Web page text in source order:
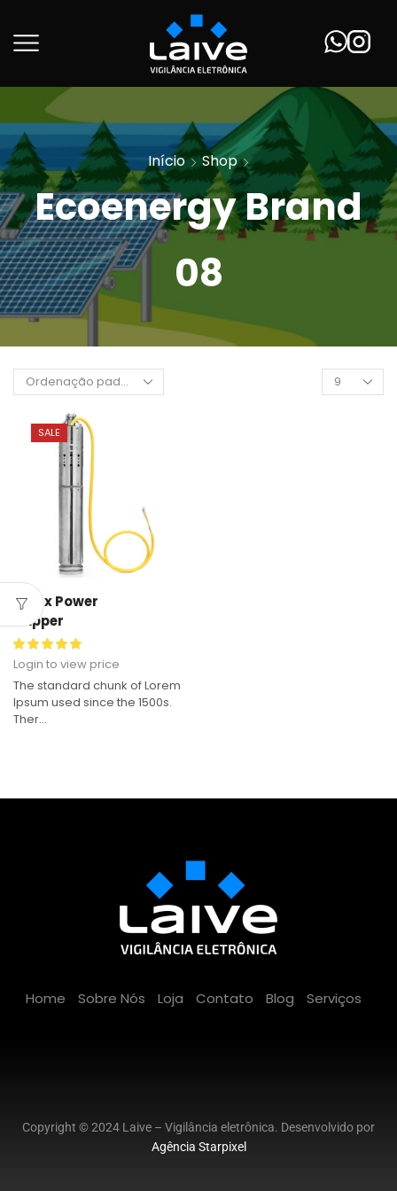
Início Shop
Ecoenergy Brand
08
SALE
Solax Power
Clipper
Login to view price
The standard chunk of Lorem
Ipsum used since the 1500s.
Ther...
Home Sobre Nós Loja Contato Blog Serviços
Copyright © 2024 Laive – Vigilância eletrônica. Desenvolvido por
Agência Starpixel